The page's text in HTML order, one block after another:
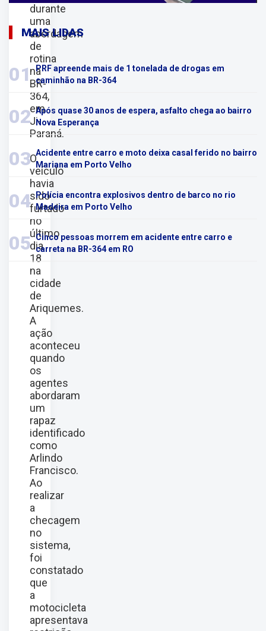
durante
uma
abordagem
de
rotina
na
BR-
364,
em
Ji-
Paraná.
O
veículo
havia
sido
furtado
no
último
dia
18
na
cidade
de
Ariquemes.
A
ação
aconteceu
quando
os
agentes
abordaram
um
rapaz
identificado
como
Arlindo
Francisco.
Ao
realizar
a
checagem
no
sistema,
foi
constatado
que
a
motocicleta
apresentava
MAIS LIDAS
01
PRF apreende mais de 1 tonelada de drogas em
caminhão na BR-364
02 Após quase 30 anos de espera, asfalto chega ao bairro
Nova Esperança
03 Acidente entre carro e moto deixa casal ferido no bairro
Mariana em Porto Velho
04
Polícia encontra explosivos dentro de barco no rio
Madeira em Porto Velho
05 Cinco pessoas morrem em acidente entre carro e
carreta na BR-364 em RO